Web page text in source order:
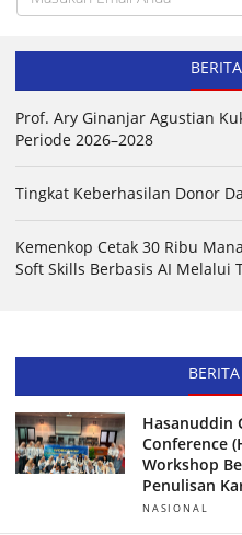
Prof. Ary Ginanjar Agustian
Periode 2026–2028
Tingkat Keberhasilan Donor
Kemenkop Cetak 30 Ribu
Soft Skills Berbasis AI Melalui
Hasanuddin
Conference
Workshop
Penulisan
NASIONAL